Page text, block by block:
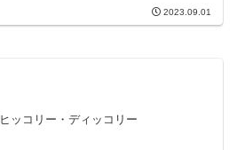
2023.09.01
ヒッコリー・ディッコリー